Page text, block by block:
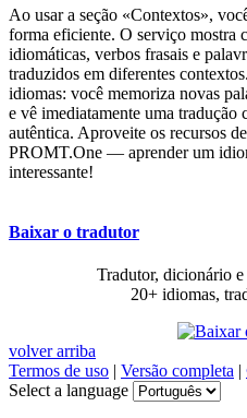
Ao usar a seção «Contextos»,
forma eficiente. O serviço mostra
idiomáticas, verbos frasais e
traduzidos em diferentes
idiomas: você memoriza novas
e vê imediatamente uma
autêntica. Aproveite os recursos
PROMT.One — aprender um
interessante!
Baixar o tradutor
Tradutor, dicionário
20+ idiomas,
volver arriba
Termos de uso | Versão completa |
Select a language